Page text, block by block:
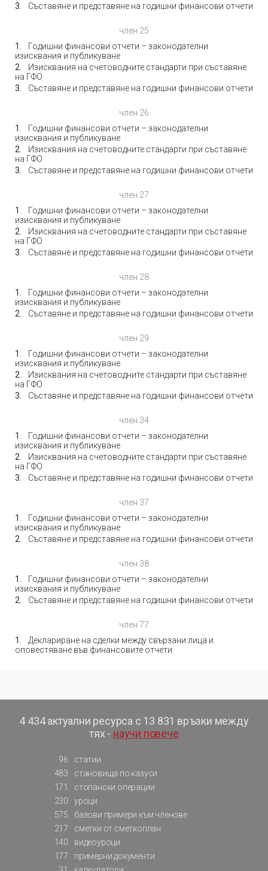
Съставяне и представяне на годишни финансови отчети
член 25
Годишни финансови отчети – законодателни
изисквания и публикуване
Изисквания на счетоводните стандарти при съставяне
на ГФО
Съставяне и представяне на годишни финансови отчети
член 26
Годишни финансови отчети – законодателни
изисквания и публикуване
Изисквания на счетоводните стандарти при съставяне
на ГФО
Съставяне и представяне на годишни финансови отчети
член 27
Годишни финансови отчети – законодателни
изисквания и публикуване
Изисквания на счетоводните стандарти при съставяне
на ГФО
Съставяне и представяне на годишни финансови отчети
член 28
Годишни финансови отчети – законодателни
изисквания и публикуване
Съставяне и представяне на годишни финансови отчети
член 29
Годишни финансови отчети – законодателни
изисквания и публикуване
Изисквания на счетоводните стандарти при съставяне
на ГФО
Съставяне и представяне на годишни финансови отчети
член 34
Годишни финансови отчети – законодателни
изисквания и публикуване
Изисквания на счетоводните стандарти при съставяне
на ГФО
Съставяне и представяне на годишни финансови отчети
член 37
Годишни финансови отчети – законодателни
изисквания и публикуване
Съставяне и представяне на годишни финансови отчети
член 38
Годишни финансови отчети – законодателни
изисквания и публикуване
Съставяне и представяне на годишни финансови отчети
член 77
Деклариране на сделки между свързани лица и
оповестяване във финансовите отчети
4 434 актуални ресурса с 13 831 връзки между
тях - научи повече
96
статии
483
становища по казуси
171
стопански операции
230
уроци
575
базови примери към членове
217
сметки от сметкоплан
140
видеоуроци
177
примерни документи